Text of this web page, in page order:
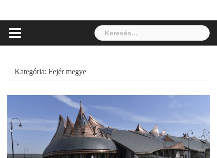
Keresés:
Kategória: Fejér megye